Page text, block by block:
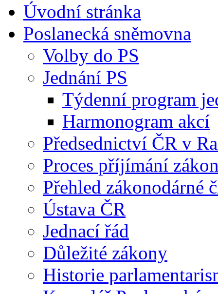
Úvodní stránka
Poslanecká sněmovna
Volby do PS
Jednání PS
Týdenní program
Harmonogram akcí
Předsednictví ČR v
Proces příjímání
Přehled zákonodárné
Ústava ČR
Jednací řád
Důležité zákony
Historie